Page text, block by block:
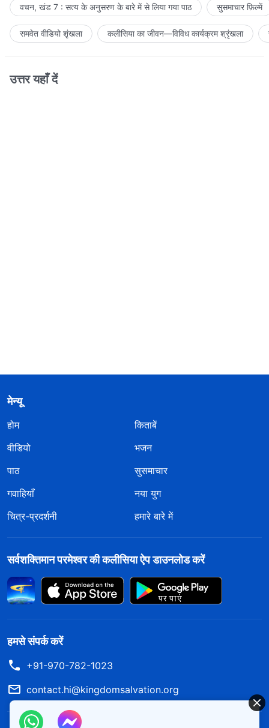
वचन, खंड 7 : सत्य के अनुसरण के बारे में से लिया गया पाठ सुसमाचार फ़िल्में
समवेत वीडियो शृंखला कलीसिया का जीवन—विविध कार्यक्रम श्रृंखला
उत्तर यहाँ दें
मेन्यू
होम
किताबें
वीडियो
भजन
पाठ
सुसमाचार
गवाहियाँ
नया युग
चित्र-प्रदर्शनी
हमारे बारे में
सर्वशक्तिमान परमेश्वर की कलीसिया ऐप डाउनलोड करें
हमसे संपर्क करें
+91-970-782-1023
contact.hi@kingdomsalvation.org